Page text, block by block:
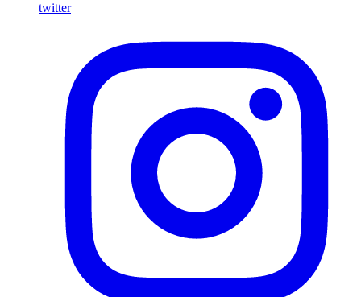
twitter